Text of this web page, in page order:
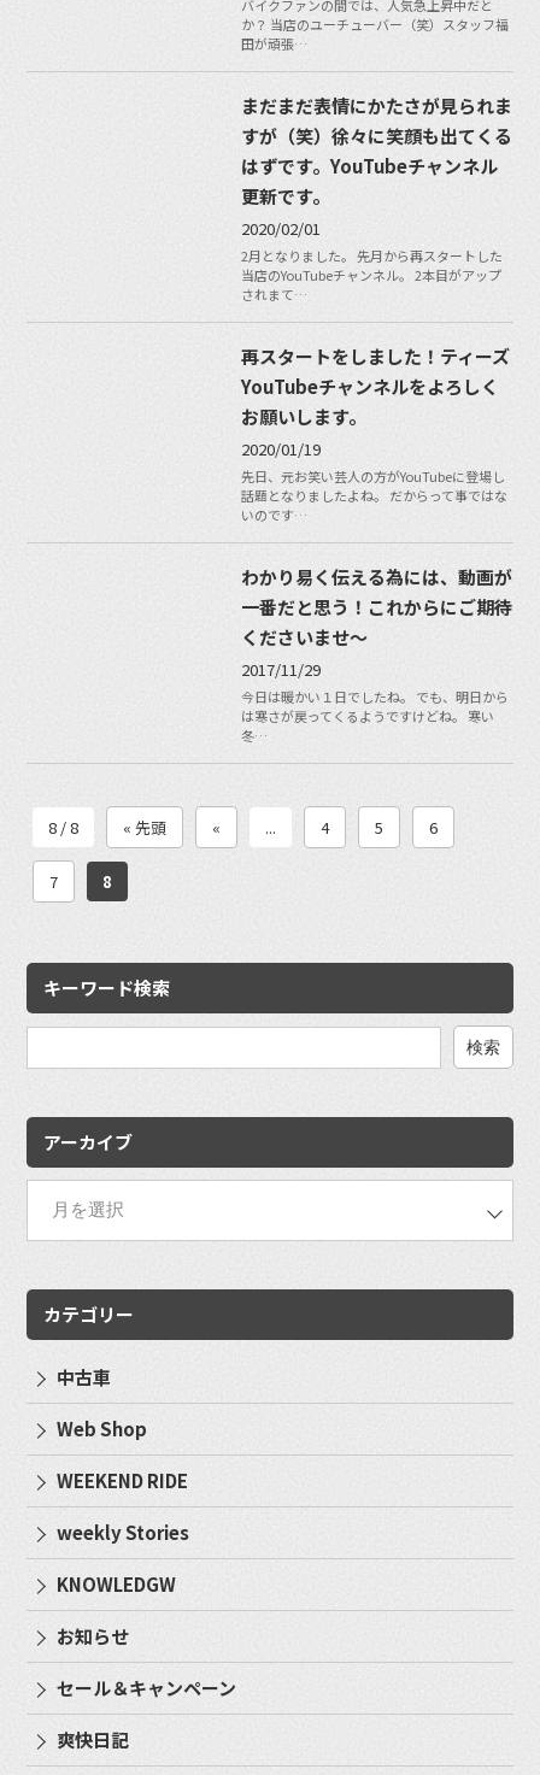
バイクファンの間では、人気急上昇中だと
か？ 当店のユーチューバー（笑）スタッフ福
田が頑張…
まだまだ表情にかたさが見られま
すが（笑）徐々に笑顔も出てくる
はずです。YouTubeチャンネル
更新です。
2020/02/01
2月となりました。 先月から再スタートした
当店のYouTubeチャンネル。 2本目がアップ
されまて…
再スタートをしました！ティーズ
YouTubeチャンネルをよろしく
お願いします。
2020/01/19
先日、元お笑い芸人の方がYouTubeに登場し
話題となりましたよね。 だからって事ではな
いのです…
わかり易く伝える為には、動画が
一番だと思う！これからにご期待
くださいませ〜
2017/11/29
今日は暖かい１日でしたね。 でも、明日から
は寒さが戻ってくるようですけどね。 寒い
冬…
8 / 8 « 先頭 « ... 4 5 6
7 8
キーワード検索
アーカイブ
カテゴリー
中古車
Web Shop
WEEKEND RIDE
weekly Stories
KNOWLEDGW
お知らせ
セール＆キャンペーン
爽快日記